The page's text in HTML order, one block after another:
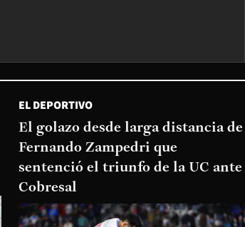
EL DEPORTIVO
El golazo desde larga distancia de
Fernando Zampedri que
sentenció el triunfo de la UC ante
Cobresal